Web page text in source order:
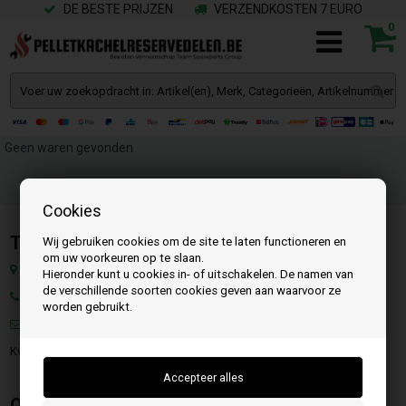
Cookies
Wij gebruiken cookies om de site te laten functioneren en
om uw voorkeuren op te slaan.
Hieronder kunt u cookies in- of uitschakelen. De namen van
de verschillende soorten cookies geven aan waarvoor ze
worden gebruikt.
DE BESTE PRIJZEN VERZENDKOSTEN 7 EURO
0
Geen waren gevonden
Team SpareParts Group ApS
Klejsgaardvej 19a, 7130 Juelsminde, Denemarken
Tel.:
KvK: DK-35862803